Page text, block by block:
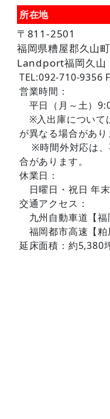
所在地
〒811-2501
福岡県糟屋郡久山
Landport福岡久山
TEL:092-710-9356
営業時間：
平日（月～土）
※入出庫について
が異なる場合があり
※時間外対応は、
合があります。
休業日：
日曜日・祝日 年
交通アクセス：
九州自動車道【福
福岡都市高速【粕
延床面積：約5,380